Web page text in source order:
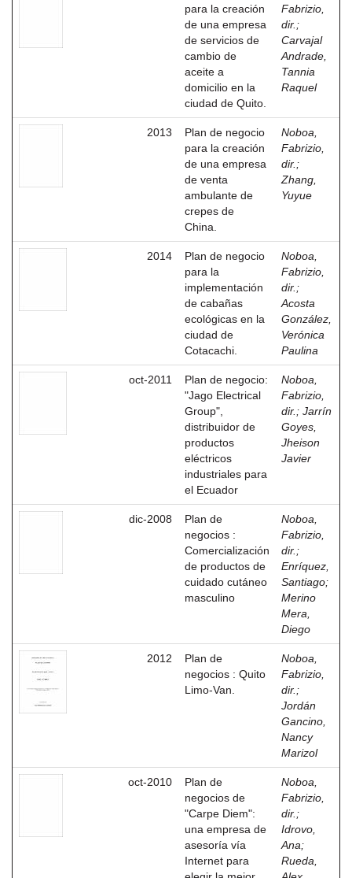
para la creación
de una empresa
de servicios de
cambio de
aceite a
domicilio en la
ciudad de Quito.
Fabrizio,
dir. ;
Carvajal
Andrade,
Tannia
Raquel
2013
Plan de negocio
para la creación
de una empresa
de venta
ambulante de
crepes de
China.
Noboa,
Fabrizio,
dir. ;
Zhang,
Yuyue
2014
Plan de negocio
para la
implementación
de cabañas
ecológicas en la
ciudad de
Cotacachi.
Noboa,
Fabrizio,
dir. ;
Acosta
González,
Verónica
Paulina
oct-2011
Plan de negocio:
"Jago Electrical
Group",
distribuidor de
productos
eléctricos
industriales para
el Ecuador
Noboa,
Fabrizio,
dir. ; Jarrín
Goyes,
Jheison
Javier
dic-2008
Plan de
negocios :
Comercialización
de productos de
cuidado cutáneo
masculino
Noboa,
Fabrizio,
dir. ;
Enríquez,
Santiago;
Merino
Mera,
Diego
2012
Plan de
negocios : Quito
Limo-Van.
Noboa,
Fabrizio,
dir. ;
Jordán
Gancino,
Nancy
Marizol
oct-2010
Plan de
negocios de
"Carpe Diem":
una empresa de
asesoría vía
Internet para
Noboa,
Fabrizio,
dir. ;
Idrovo,
Ana;
Rueda,